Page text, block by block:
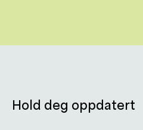
Hold deg oppdatert